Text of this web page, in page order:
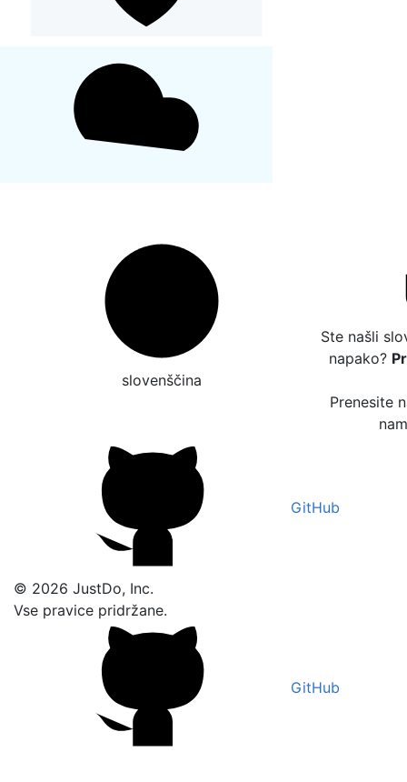
slovenščina
Ste našli
napako?
Prenesite
GitHub
© 2026 JustDo, Inc.
Vse pravice pridržane.
GitHub